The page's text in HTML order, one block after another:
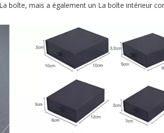
boîte, mais a également un La boîte intérieur